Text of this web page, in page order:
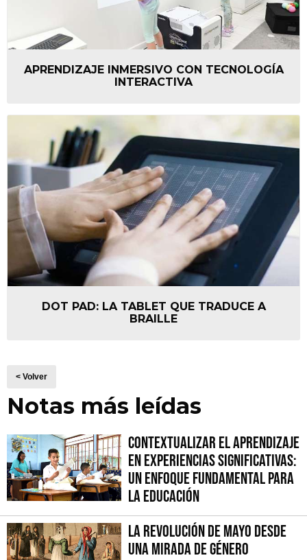
APRENDIZAJE INMERSIVO CON TECNOLOGÍA
INTERACTIVA
DOT PAD: LA TABLET QUE TRADUCE A
BRAILLE
< Volver
Notas más leídas
Contextualizar el Aprendizaje
en Experiencias Significativas:
Un Enfoque fundamental para
la Educación
La Revolución de Mayo desde
una mirada de género